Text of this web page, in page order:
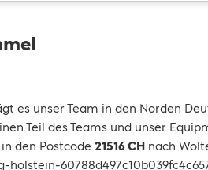
es unser Team in den Norden
Teil des Teams und unser
den Postcode 21516 CH nach